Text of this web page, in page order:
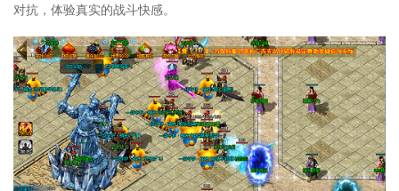
对抗，体验真实的战斗快感。